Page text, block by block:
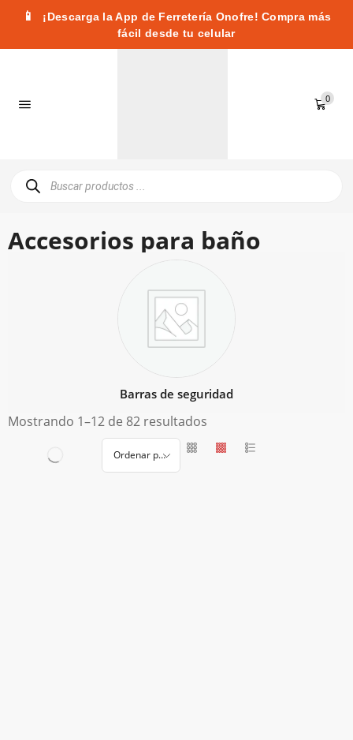
📱
¡Descarga la App de Ferretería Onofre! Compra más
fácil desde tu celular
0
Accesorios para baño
Barras de seguridad
Mostrando 1–12 de 82 resultados